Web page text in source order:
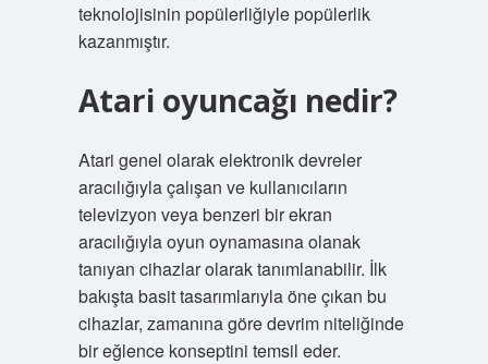
teknolojisinin popülerliğiyle popülerlik
kazanmıştır.
Atari oyuncağı nedir?
Atari genel olarak elektronik devreler
aracılığıyla çalışan ve kullanıcıların
televizyon veya benzeri bir ekran
aracılığıyla oyun oynamasına olanak
tanıyan cihazlar olarak tanımlanabilir. İlk
bakışta basit tasarımlarıyla öne çıkan bu
cihazlar, zamanına göre devrim niteliğinde
bir eğlence konseptini temsil eder.